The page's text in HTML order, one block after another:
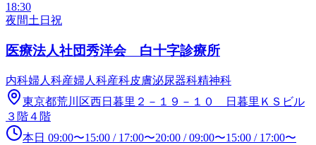
18:30
夜間土日祝
医療法人社団秀洋会 白十字診療所
内科婦人科産婦人科産科皮膚泌尿器科精神科
東京都荒川区西日暮里２－１９－１０ 日暮里ＫＳビル
３階４階
本日 09:00〜15:00 / 17:00〜20:00 /09:00〜15:00 / 17:00〜